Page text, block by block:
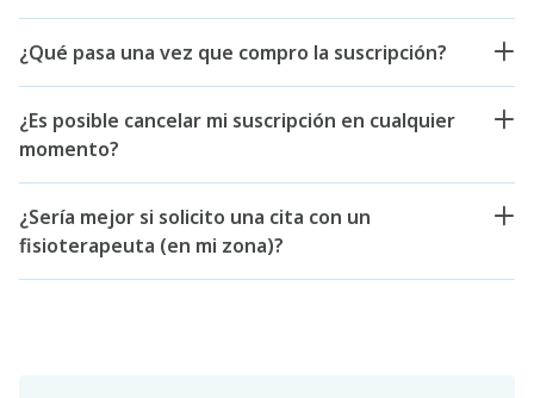
¿Qué pasa una vez que compro la suscripción?
¿Es posible cancelar mi suscripción en cualquier
momento?
¿Sería mejor si solicito una cita con un
fisioterapeuta (en mi zona)?